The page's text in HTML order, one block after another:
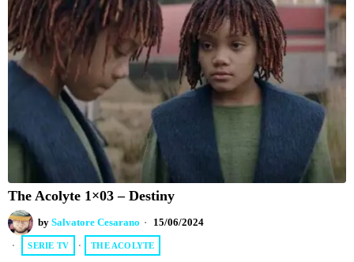
The Acolyte 1×03 – Destiny
by Salvatore Cesarano 15/06/2024
SERIE TV · THE ACOLYTE